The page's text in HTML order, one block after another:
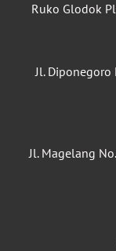
Ruko Glodok
Jl. Diponegoro
Jl. Magelang